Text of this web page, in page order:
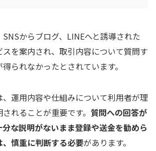
からブログ、LINEへと誘導された
スを案内され、取引内容について質問す
られなかったとされています。
運用内容や仕組みについて利用者が理
れることが重要です。 質問への回答が
な説明がないまま登録や送金を勧めら
慎重に判断する必要があります。